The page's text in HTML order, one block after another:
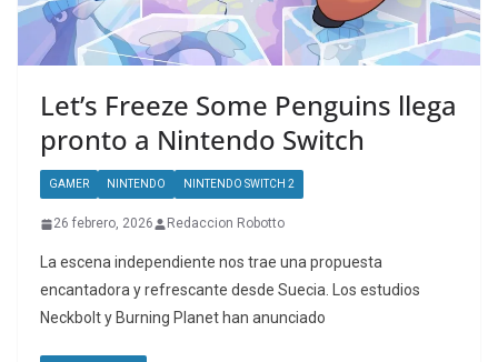
Let’s Freeze Some Penguins llega
pronto a Nintendo Switch
GAMER NINTENDO NINTENDO SWITCH 2
26 febrero, 2026 Redaccion Robotto
La escena independiente nos trae una propuesta
encantadora y refrescante desde Suecia. Los estudios
Neckbolt y Burning Planet han anunciado